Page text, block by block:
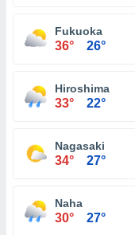
Fukuoka
36° 26°
Hiroshima
33° 22°
Nagasaki
34° 27°
Naha
30° 27°